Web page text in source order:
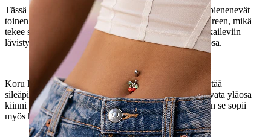
Tässä labretissa on markiisihiotut zirkoniakivet, jotka pienenevät
toinen toisensa jälkeen. Kivet ovat asetettu hellään kaareen, mikä
tekee siitä ihanteellisen pidettävän korvan muotoa mukaileviin
lävistyskohteisiin, kuten helix, flat ja korvalehden yläosa.
Koru lukittuu sisäkierteisesti eli sinun täytyy vain työntää
sileäpintainen varsiosa ensin lävistyksestä ja sitten ruuvata yläosa
kiinni paikoilleen. Labret on valmistettu titaanista, joten se sopii
myös herkän ihon omaaville.